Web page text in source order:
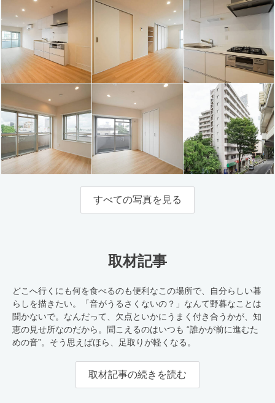
すべての写真を見る
取材記事
どこへ行くにも何を食べるのも便利なこの場所で、自分らしい暮
らしを描きたい。「音がうるさくないの？」なんて野暮なことは
聞かないで。なんだって、欠点といかにうまく付き合うかが、知
恵の見せ所なのだから。聞こえるのはいつも “誰かが前に進むた
めの音”。そう思えばほら、足取りが軽くなる。
取材記事の続きを読む